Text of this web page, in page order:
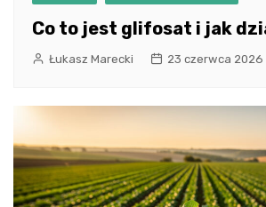
Co to jest glifosat i jak
Łukasz Marecki 23 czerwca 2026